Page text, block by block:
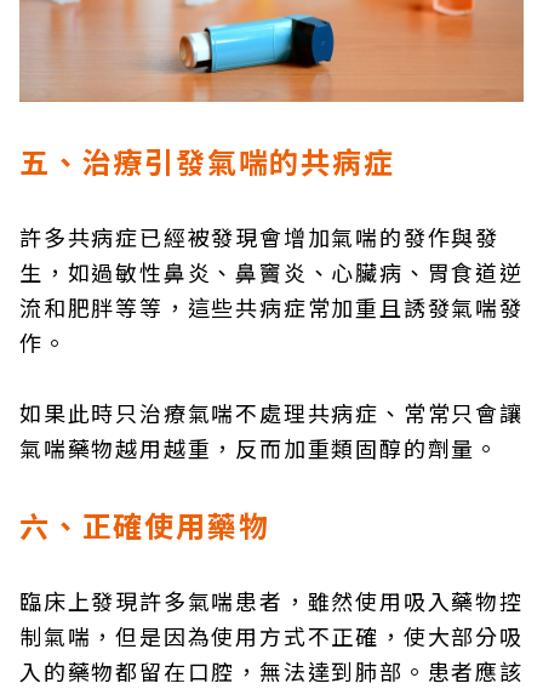
五、治療引發氣喘的共病症
許多共病症已經被發現會增加氣喘的發作與發
生，如過敏性鼻炎、鼻竇炎、心臟病、胃食道逆
流和肥胖等等，這些共病症常加重且誘發氣喘發
作。
如果此時只治療氣喘不處理共病症、常常只會讓
氣喘藥物越用越重，反而加重類固醇的劑量。
六、正確使用藥物
臨床上發現許多氣喘患者，雖然使用吸入藥物控
制氣喘，但是因為使用方式不正確，使大部分吸
入的藥物都留在口腔，無法達到肺部。患者應該